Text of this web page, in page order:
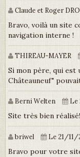
Claude et Roger
Bravo, voilà un site
navigation interne !
THIREAU-MAYER
Si mon père, qui est
Châteauneuf"
Berni Welten Le
Site très bien
briwel Le 21/11/
Bravo pour votre